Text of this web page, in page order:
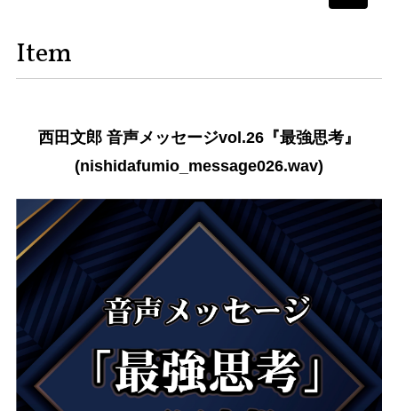
Item
西田文郎 音声メッセージvol.26『最強思考』
(nishidafumio_message026.wav)